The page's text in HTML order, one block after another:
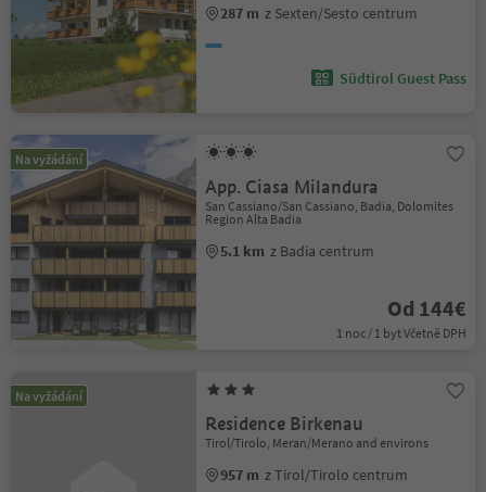
287 m z Sexten/Sesto centrum
Südtirol Guest Pass
Na vyžádání
App. Ciasa Milandura
San Cassiano/San Cassiano, Badia, Dolomites
Region Alta Badia
5.1 km z Badia centrum
Od 144€
1 noc / 1 byt Včetně DPH
Na vyžádání
Residence Birkenau
Tirol/Tirolo, Meran/Merano and environs
957 m z Tirol/Tirolo centrum